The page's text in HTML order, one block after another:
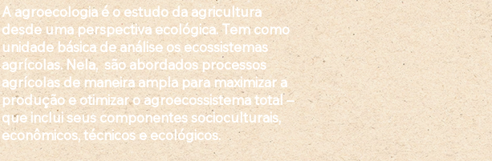
A agroecologia é o estudo da agricultura
desde uma perspectiva ecológica. Tem como
unidade básica de análise os ecossistemas
agrícolas. Nela, são abordados processos
agrícolas de maneira ampla para maximizar a
produção e otimizar o agroecossistema total–
que inclui seus componentes socioculturais,
econômicos, técnicos e ecológicos.